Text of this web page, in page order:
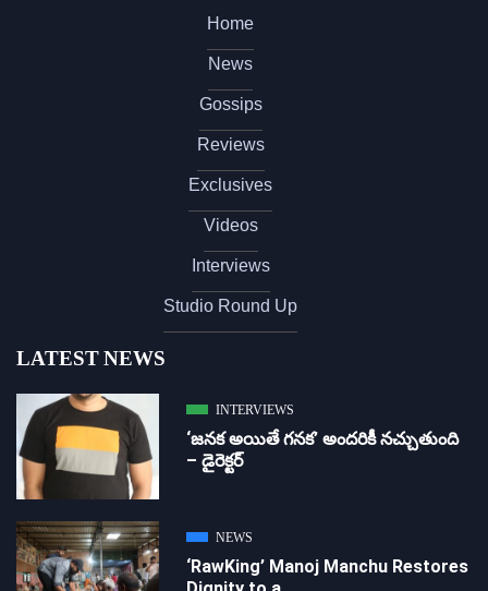
Home
News
Gossips
Reviews
Exclusives
Videos
Interviews
Studio Round Up
LATEST NEWS
INTERVIEWS
‘జ‌న‌క అయితే గ‌న‌క‌’ అందరికీ నచ్చుతుంది
– డైరెక్ట‌ర్
NEWS
‘RawKing’ Manoj Manchu Restores